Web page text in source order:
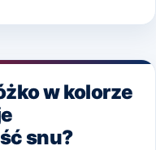
w kolorze
snu?